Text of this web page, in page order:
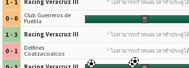
1 - 1 Racing Veracruz III * ไม่สามารถกำหนดเวลาทำประตูไ
0 - 0
Club Guerreros de
Puebla
HT
1 - 3 Racing Veracruz III * ไม่สามารถกำหนดเวลาทำประตูไ
0 - 1
Delfines
Coatzacoalcos
* ไม่สามารถกำหนดเวลาทำประตูไ
HT